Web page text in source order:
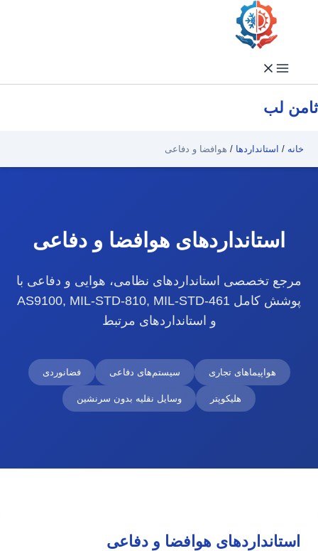
ثامن لب
خانه / استانداردها / هوافضا و دفاعی
استانداردهای هوافضا و دفاعی
مرجع تخصصی استانداردهای نظامی، هوایی و دفاعی با
پوشش کامل AS9100, MIL-STD-810, MIL-STD-461
و استانداردهای مرتبط
هواپیماهای تجاری سیستم‌های دفاعی فضانوردی
هلیکوپتر وسایل نقلیه بدون سرنشین
استانداردهای هوافضا و دفاعی